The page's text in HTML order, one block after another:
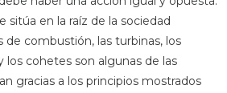
sitúa en la raíz de la sociedad
combustión, las turbinas, los
los cohetes son algunas de las
gracias a los principios mostrados